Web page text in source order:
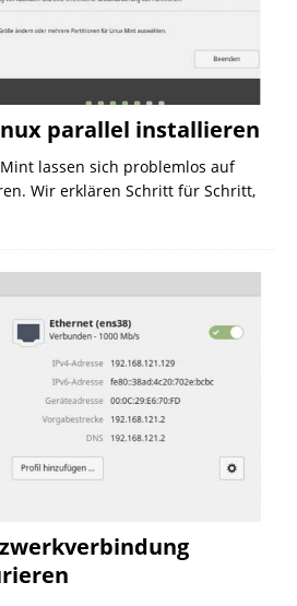
parallel installieren
lassen sich problemlos auf
Wir erklären Schritt für Schritt,